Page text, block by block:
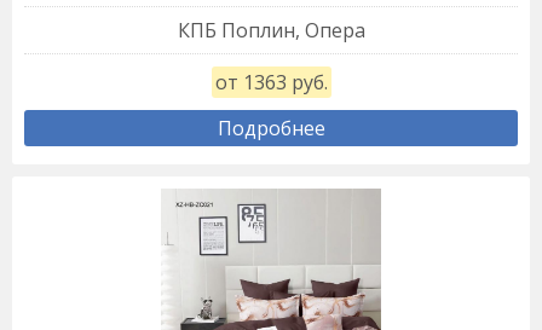
КПБ Поплин, Опера
от 1363 руб.
Подробнее